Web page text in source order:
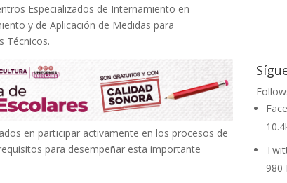
Especializados de Internamiento en
y de Aplicación de Medidas para
Técnicos.
en participar activamente en los procesos de
para desempeñar esta importante
980